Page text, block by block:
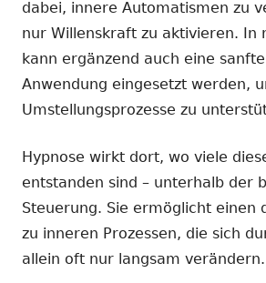
dabei, innere Automatismen zu
nur Willenskraft zu aktivieren. In
kann ergänzend auch eine
Anwendung eingesetzt werden,
Umstellungsprozesse zu
Hypnose wirkt dort, wo viele
entstanden sind – unterhalb der
Steuerung. Sie ermöglicht einen
zu inneren Prozessen, die sich
allein oft nur langsam verändern.